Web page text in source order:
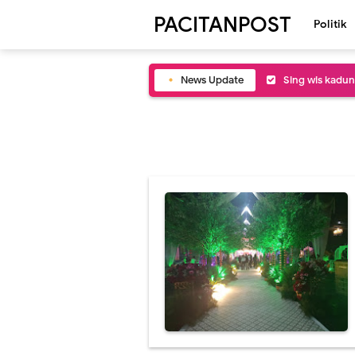
PACITANPOST Politik
News Update Sing wis
Polisi dijaluk
Ojo sok
saman
Wisma Atlit
FIFA ora
Puluhan Kebo